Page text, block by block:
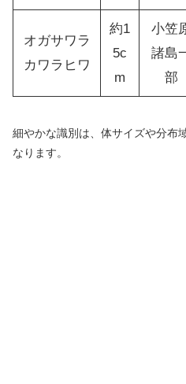
オガサワラ
カワラヒワ
約1
5c
m
小笠
諸島
部
細やかな識別は、体サイズや分布
なります。